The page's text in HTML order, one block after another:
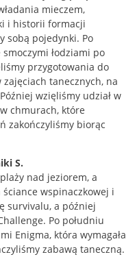
mieczem,
i historii formacji
sobą pojedynki. Po
łodziami po
przygotowania do
tanecznych, na
wzięliśmy udział w
chmurach, które
zakończyliśmy biorąc
S.
nad jeziorem, a
ściance wspinaczkowej i
survivalu, a później
Po południu
Enigma, która wymagała
zabawą taneczną.